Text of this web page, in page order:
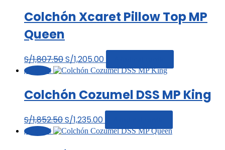
era:
S/1,215.00.
es:
‎Colchón Xcaret Pillow Top MP
Queen
S/1,807.50El
precio
era:
S/1,807.50.
S/1,205.00El
precio
es:
S/1,205.00.
¡Oferta!
‎Colchón Cozumel DSS MP King
S/1,852.50El
precio
S/1,235.00El
precio
¡Oferta!